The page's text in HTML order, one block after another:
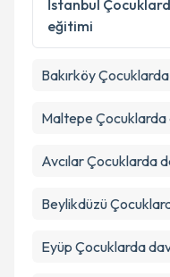
kapsamda
İstanbul
eğitimi
Bakırköy
Maltepe Çocuklarda
AvcılarÇocuklarda
Beylikdüzü
Eyüp Çocuklarda